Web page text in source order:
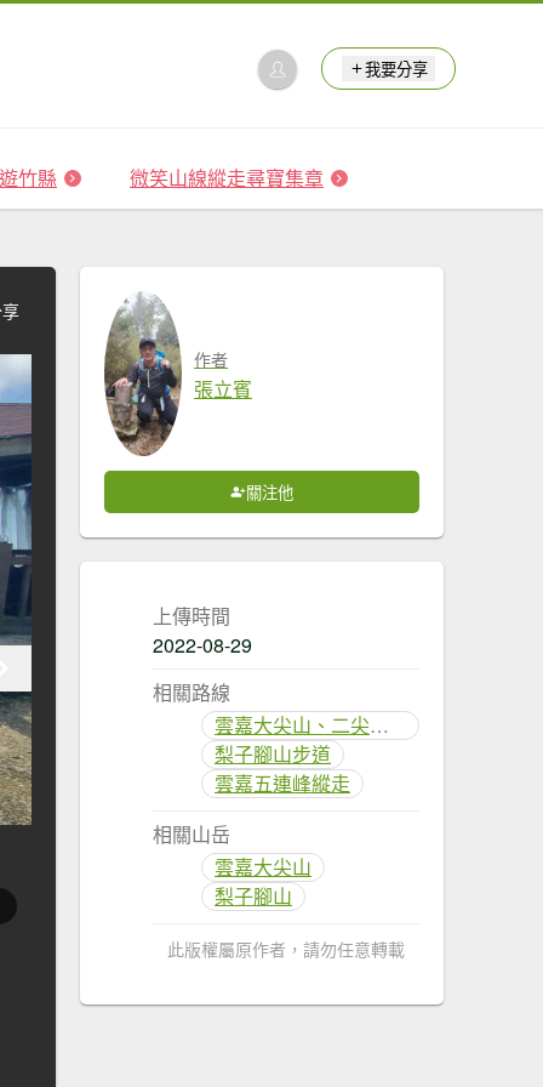
我要分享
竹縣 微笑山線縱走尋寶集章
作者
張立賓
關注他
上傳時間
2022-08-29
相關路線
雲嘉大尖山、二尖山步道
梨子腳山步道
雲嘉五連峰縱走
相關山岳
雲嘉大尖山
梨子腳山
此版權屬原作者，請勿任意轉載